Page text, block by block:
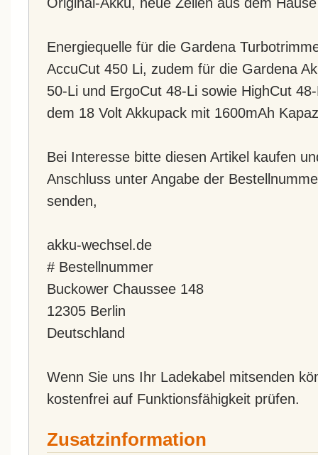
Energiequelle für die Gardena
AccuCut 450 Li, zudem für die Gardena
50-Li und ErgoCut 48-Li sowie HighCut
dem 18 Volt Akkupack mit 1600mAh
Bei Interesse bitte diesen Artikel kaufen
Anschluss unter Angabe der
senden,
akku-wechsel.de
# Bestellnummer
Buckower Chaussee 148
12305 Berlin
Deutschland
Wenn Sie uns Ihr Ladekabel mitsenden
kostenfrei auf Funktionsfähigkeit prüfen.
Zusatzinformation